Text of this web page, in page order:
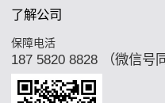
了解公司
保障电活
187 5820 8828 （微信号